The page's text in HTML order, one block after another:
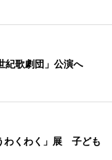
紀歌劇団」公演へ
わくわく」展 子ども